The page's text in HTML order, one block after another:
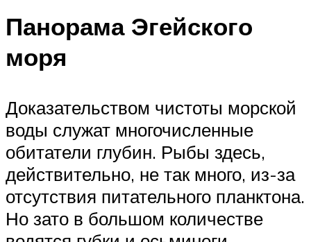
Панорама Эгейского
моря
Доказательством чистоты морской
воды служат многочисленные
обитатели глубин. Рыбы здесь,
действительно, не так много, из-за
отсутствия питательного планктона.
Но зато в большом количестве